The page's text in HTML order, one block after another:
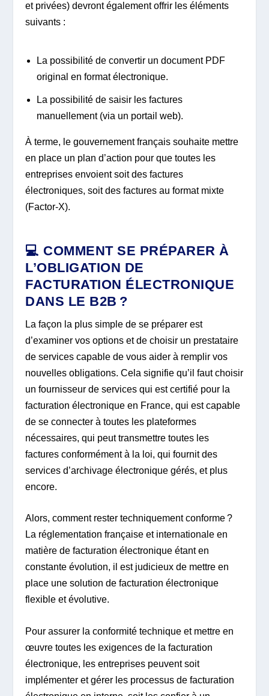
et privées) devront également offrir les éléments
suivants :
La possibilité de convertir un document PDF
original en format électronique.
La possibilité de saisir les factures
manuellement (via un portail web).
À terme, le gouvernement français souhaite mettre
en place un plan d’action pour que toutes les
entreprises envoient soit des factures
électroniques, soit des factures au format mixte
(Factor-X).
💻 COMMENT SE PRÉPARER À
L’OBLIGATION DE
FACTURATION ÉLECTRONIQUE
DANS LE B2B ?
La façon la plus simple de se préparer est
d’examiner vos options et de choisir un prestataire
de services capable de vous aider à remplir vos
nouvelles obligations. Cela signifie qu’il faut choisir
un fournisseur de services qui est certifié pour la
facturation électronique en France, qui est capable
de se connecter à toutes les plateformes
nécessaires, qui peut transmettre toutes les
factures conformément à la loi, qui fournit des
services d’archivage électronique gérés, et plus
encore.
Alors, comment rester techniquement conforme ?
La réglementation française et internationale en
matière de facturation électronique étant en
constante évolution, il est judicieux de mettre en
place une solution de facturation électronique
flexible et évolutive.
Pour assurer la conformité technique et mettre en
œuvre toutes les exigences de la facturation
électronique, les entreprises peuvent soit
implémenter et gérer les processus de facturation